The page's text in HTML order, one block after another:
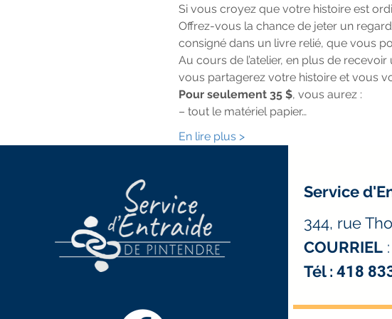
Si vous croyez que votre histoire est
Offrez-vous la chance de jeter un
consigné dans un livre relié, que vous
Au cours de l’atelier, en plus de
vous partagerez votre histoire et vous
Pour seulement 35 $, vous aurez :
– tout le matériel papier…
En lire plus >
Service
344, rue
COURRIEL:
Tél : 418